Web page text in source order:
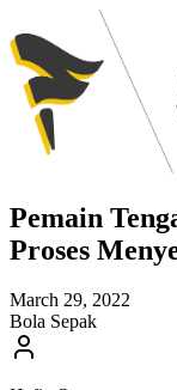
Pemain
Proses
March 29, 2022
Bola Sepak